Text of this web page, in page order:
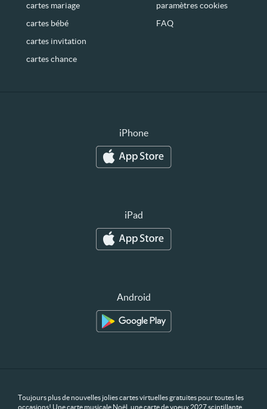
cartes mariage
cartes bébé
cartes invitation
cartes chance
paramètres cookies
FAQ
iPhone
iPad
Android
Toujours plus de nouvelles jolies cartes virtuelles gratuites pour toutes les
occasions! Une carte musicale Noël, une carte de voeux 2027 scintillante,